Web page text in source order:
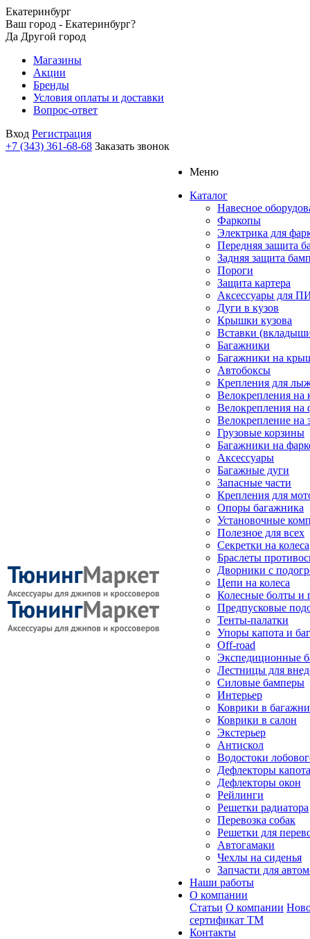
Екатеринбург
Ваш город - Екатеринбург?
Да Другой город
Магазины
Акции
Бренды
Условия оплаты и доставки
Вопрос-ответ
Вход Регистрация
+7 (343) 361-68-68 Заказать звонок
Меню
Каталог
Навесное
Фаркопы
Электрика для
Передняя защита
Задняя защита
Пороги
Защита картера
Аксессуары для
Дуги в кузов
Крышки кузова
Вставки
Багажники
Багажники на
Автобоксы
Крепления для
Велокрепления
Велокрепления на
Велокрепление на
Грузовые корзины
Багажники на
Аксессуары
Багажные дуги
Запасные части
Крепления для
Опоры багажника
Установочные
Полезное для всех
Секретки на колеса
Браслеты
Дворники с
Цепи на колеса
Колесные болты и
Предпусковые
Тенты-палатки
Упоры капота и
Off-road
Экспедиционные
Лестницы для
Силовые бамперы
Интерьер
Коврики в
Коврики в салон
Экстерьер
Антискол
Водостоки
Дефлекторы капота
Дефлекторы окон
Рейлинги
Решетки радиатора
Перевозка собак
Решетки для
Автогамаки
Чехлы на сиденья
Запчасти для
Наши работы
О компании
Статьи О компании
сертификат ТМ
Контакты